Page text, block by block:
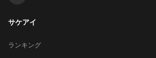
サケアイ
ランキング